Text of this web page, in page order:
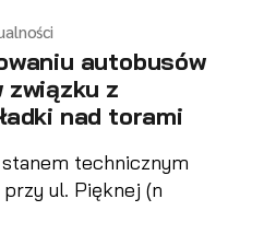
autobusów
związku z
nad torami
stanem technicznym
ul. Pięknej (n